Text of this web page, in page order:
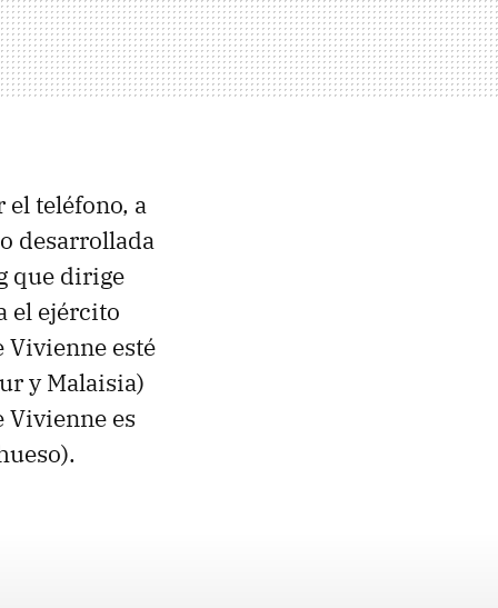
teléfono, a
desarrollada
que dirige
el ejército
Vivienne esté
y Malaisia)
Vivienne es